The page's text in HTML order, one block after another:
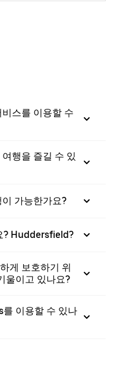
스를 이용할 수
행을 즐길 수 있
가능한가요?
? Huddersfield?
게 보호하기 위
울이고 있나요?
이용할 수 있나